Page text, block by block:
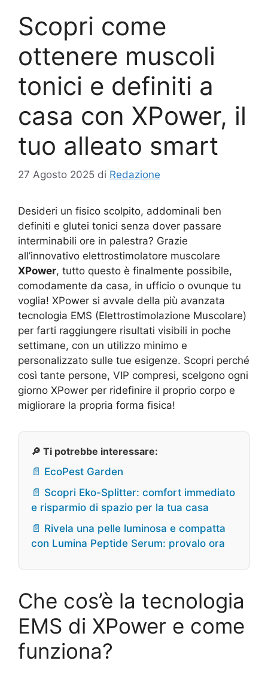
Scopri come
ottenere muscoli
tonici e definiti a
casa con XPower, il
tuo alleato smart
27 Agosto 2025 di Redazione
Desideri un fisico scolpito, addominali ben
definiti e glutei tonici senza dover passare
interminabili ore in palestra? Grazie
all’innovativo elettrostimolatore muscolare
XPower, tutto questo è finalmente possibile,
comodamente da casa, in ufficio o ovunque tu
voglia! XPower si avvale della più avanzata
tecnologia EMS (Elettrostimolazione Muscolare)
per farti raggiungere risultati visibili in poche
settimane, con un utilizzo minimo e
personalizzato sulle tue esigenze. Scopri perché
così tante persone, VIP compresi, scelgono ogni
giorno XPower per ridefinire il proprio corpo e
migliorare la propria forma fisica!
🔎 Ti potrebbe interessare:
📄 EcoPest Garden
📄 Scopri Eko-Splitter: comfort immediato
e risparmio di spazio per la tua casa
📄 Rivela una pelle luminosa e compatta
con Lumina Peptide Serum: provalo ora
Che cos’è la tecnologia
EMS di XPower e come
funziona?